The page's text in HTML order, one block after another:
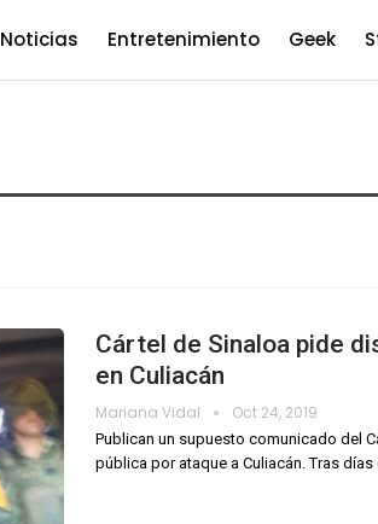
Noticias Entretenimiento Geek
Cártel de Sinaloa pide
en Culiacán
Mariana Vidal Oct 24, 2019
Publican un supuesto comunicado del
pública por ataque a Culiacán.Tras días